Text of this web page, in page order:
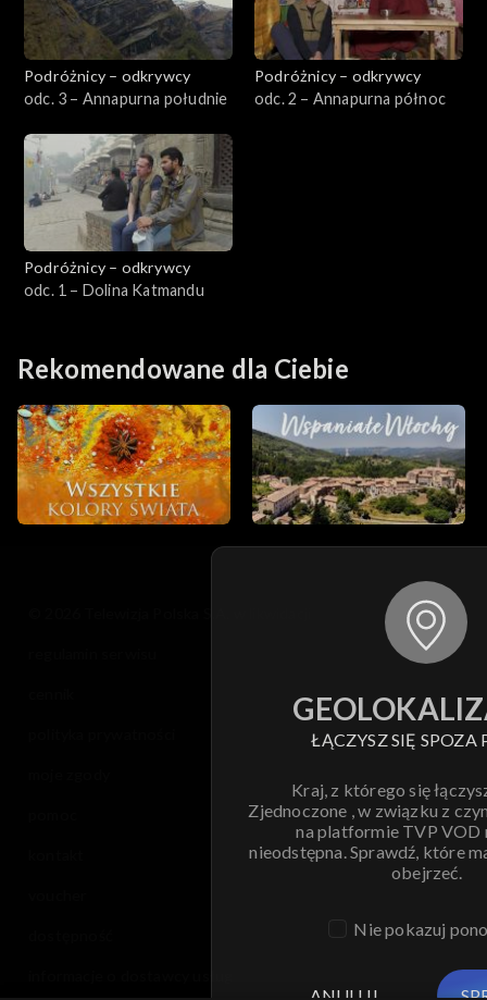
Podróżnicy – odkrywcy
odc. 3 – Annapurna południe
Podróżnicy – odkrywcy
odc. 2 – Annapurna północ
Podróżnicy – odkrywcy
odc. 1 – Dolina Katmandu
Rekomendowane dla Ciebie
ŁĄCZYSZ SIĘ SPOZA
Kraj, z którego się
Zjednoczone , w związku z
na platformie TVP VOD
nieodstępna. Sprawdź, które
obejrzeć.
Nie pokazuj
ANULUJ